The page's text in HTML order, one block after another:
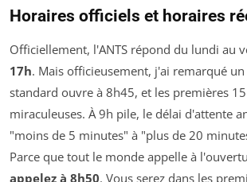
Horaires officiels et horaires
Officiellement, l'ANTS répond du lundi au
17h. Mais officieusement, j'ai remarqué un
standard ouvre à 8h45, et les premières
miraculeuses. À 9h pile, le délai d'attente
"moins de 5 minutes" à "plus de 20
Parce que tout le monde appelle à
appelez à 8h50. Vous serez dans les